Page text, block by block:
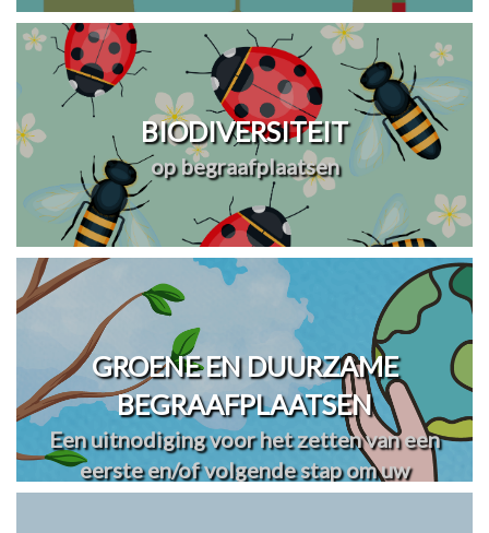
BIODIVERSITEIT
op begraafplaatsen
GROENE EN DUURZAME
BEGRAAFPLAATSEN
Een uitnodiging voor het zetten van een
eerste en/of volgende stap om uw
begraafplaats(en) te vergroenen en